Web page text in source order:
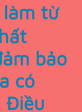
làm từ
bảo
có
Điều